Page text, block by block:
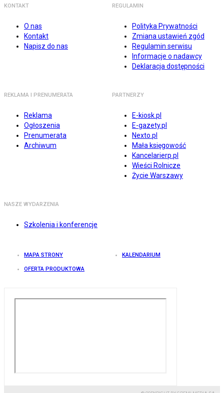
KONTAKT
O nas
Kontakt
Napisz do nas
REGULAMIN
Polityka Prywatności
Zmiana ustawień zgód
Regulamin serwisu
Informacje o nadawcy
Deklaracja dostępności
REKLAMA I PRENUMERATA
Reklama
Ogłoszenia
Prenumerata
Archiwum
PARTNERZY
E-kiosk.pl
E-gazety.pl
Nexto.pl
Mała księgowość
Kancelarierp.pl
Wieści Rolnicze
Życie Warszawy
NASZE WYDARZENIA
Szkolenia i konferencje
MAPA STRONY KALENDARIUM
OFERTA PRODUKTOWA